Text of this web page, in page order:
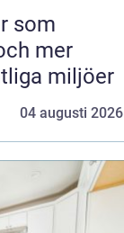
som
mer
miljöer
04 augusti 2026